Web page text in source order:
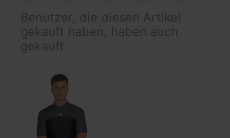
Benutzer, die diesen Artikel
gekauft haben, haben auch
gekauft